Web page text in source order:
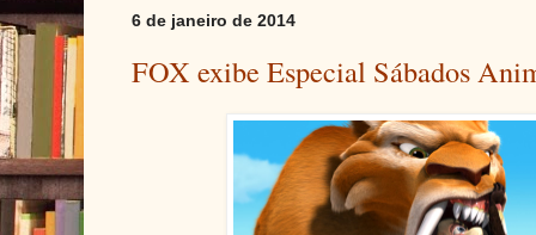
6 de janeiro de 2014
FOX exibe Especial Sábados